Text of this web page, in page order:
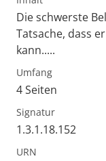
Die schwerste
Tatsache, dass
kann.....
Umfang
4 Seiten
Signatur
1.3.1.18.152
URN